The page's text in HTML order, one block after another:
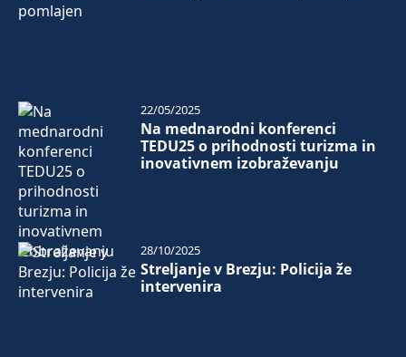
Na mednarodni konferenci
TEDU25 o prihodnosti turizma in
inovativnem izobraževanju
22/05/2025
Streljanje v Brezju: Policija že
intervenira
28/10/2025